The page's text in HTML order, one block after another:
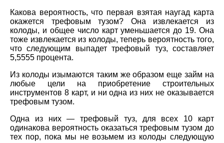
Какова вероятность, что первая взятая наугад карта
окажется трефовым тузом? Она извлекается из
колоды, и общее число карт уменьшается до 19. Она
тоже извлекается из колоды, теперь вероятность того,
что следующим выпадет трефовый туз, составляет
5,5555 процента.
Из колоды изымаются таким же образом еще займ на
любые цели на приобретение строительных
инструментов 8 карт, и ни одна из них не оказывается
трефовым тузом.
Одна из них — трефовый туз, для всех 10 карт
одинакова вероятность оказаться трефовым тузом до
тех пор, пока мы не возьмем из колоды следующую